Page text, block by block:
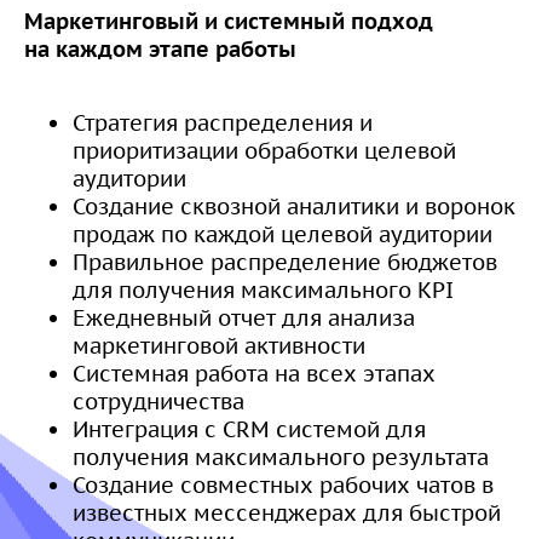
Маркетинговый и системный подход
на каждом этапе работы
Стратегия распределения и
приоритизации обработки целевой
аудитории
Создание сквозной аналитики и воронок
продаж по каждой целевой аудитории
Правильное распределение бюджетов
для получения максимального KPI
Ежедневный отчет для анализа
маркетинговой активности
Системная работа на всех этапах
сотрудничества
Интеграция с CRM системой для
получения максимального результата
Создание совместных рабочих чатов в
известных мессенджерах для быстрой